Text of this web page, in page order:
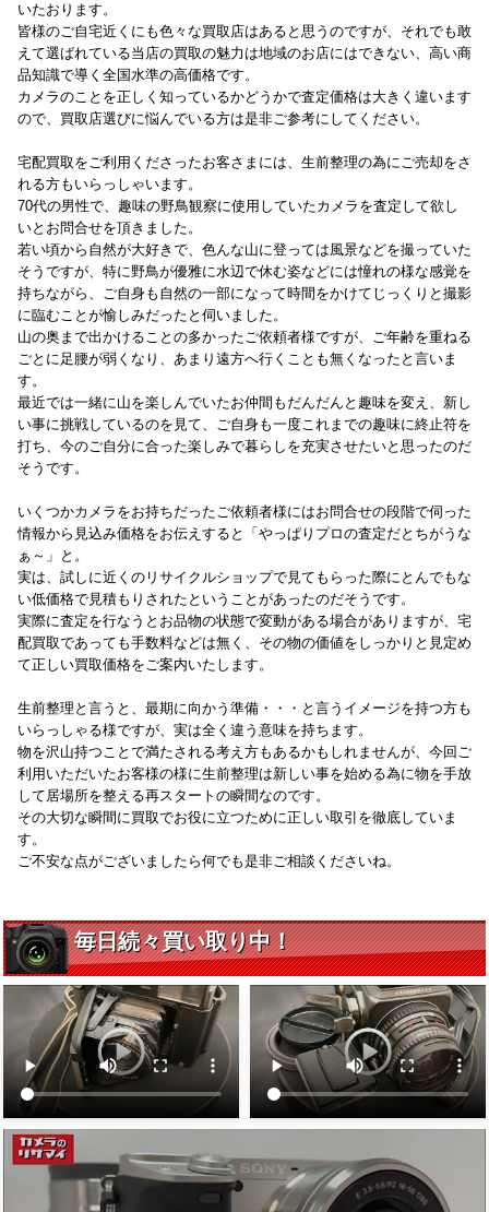
いたおります。
皆様のご自宅近くにも色々な買取店はあると思うのですが、それでも敢
えて選ばれている当店の買取の魅力は地域のお店にはできない、高い商
品知識で導く全国水準の高価格です。
カメラのことを正しく知っているかどうかで査定価格は大きく違います
ので、買取店選びに悩んでいる方は是非ご参考にしてください。
宅配買取をご利用くださったお客さまには、生前整理の為にご売却をさ
れる方もいらっしゃいます。
70代の男性で、趣味の野鳥観察に使用していたカメラを査定して欲し
いとお問合せを頂きました。
若い頃から自然が大好きで、色んな山に登っては風景などを撮っていた
そうですが、特に野鳥が優雅に水辺で休む姿などには憧れの様な感覚を
持ちながら、ご自身も自然の一部になって時間をかけてじっくりと撮影
に臨むことが愉しみだったと伺いました。
山の奥まで出かけることの多かったご依頼者様ですが、ご年齢を重ねる
ごとに足腰が弱くなり、あまり遠方へ行くことも無くなったと言いま
す。
最近では一緒に山を楽しんでいたお仲間もだんだんと趣味を変え、新し
い事に挑戦しているのを見て、ご自身も一度これまでの趣味に終止符を
打ち、今のご自分に合った楽しみで暮らしを充実させたいと思ったのだ
そうです。
いくつかカメラをお持ちだったご依頼者様にはお問合せの段階で伺った
情報から見込み価格をお伝えすると「やっぱりプロの査定だとちがうな
ぁ～」と。
実は、試しに近くのリサイクルショップで見てもらった際にとんでもな
い低価格で見積もりされたということがあったのだそうです。
実際に査定を行なうとお品物の状態で変動がある場合がありますが、宅
配買取であっても手数料などは無く、その物の価値をしっかりと見定め
て正しい買取価格をご案内いたします。
生前整理と言うと、最期に向かう準備・・・と言うイメージを持つ方も
いらっしゃる様ですが、実は全く違う意味を持ちます。
物を沢山持つことで満たされる考え方もあるかもしれませんが、今回ご
利用いただいたお客様の様に生前整理は新しい事を始める為に物を手放
して居場所を整える再スタートの瞬間なのです。
その大切な瞬間に買取でお役に立つために正しい取引を徹底していま
す。
ご不安な点がございましたら何でも是非ご相談くださいね。